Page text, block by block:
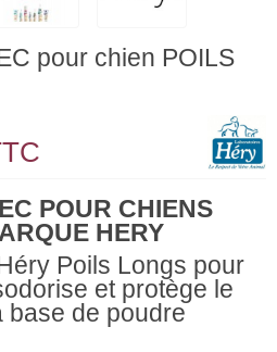
pour chien POILS
POUR CHIENS
HERY
Poils Longs pour
et protège le
base de poudre